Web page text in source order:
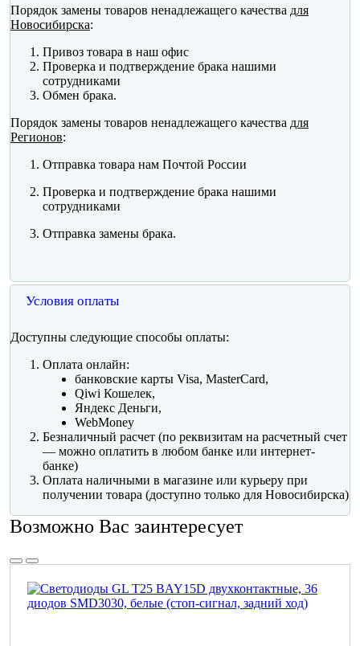
Порядок замены товаров ненадлежащего качества для
Новосибирска:
Привоз товара в наш офис
Проверка и подтверждение брака нашими
сотрудниками
Обмен брака.
Порядок замены товаров ненадлежащего качества для
Регионов:
Отправка товара нам Почтой России
Проверка и подтверждение брака нашими
сотрудниками
Отправка замены брака.
Условия оплаты
Доступны следующие способы оплаты:
Оплата онлайн:
банковские карты Visa, MasterCard,
Qiwi Кошелек,
Яндекс Деньги,
WebMoney
Безналичный расчет (по реквизитам на расчетный счет
— можно оплатить в любом банке или интернет-
банке)
Оплата наличными в магазине или курьеру при
получении товара (доступно только для Новосибирска)
Возможно Вас заинтересует